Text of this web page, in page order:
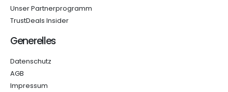
Unser Partnerprogramm
TrustDeals Insider
Generelles
Datenschutz
AGB
Impressum